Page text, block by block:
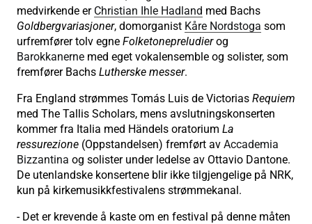
medvirkende er Christian Ihle Hadland med Bachs
Goldbergvariasjoner, domorganist Kåre Nordstoga som
urfremfører tolv egne Folketonepreludierog
Barokkanerne med eget vokalensemble og solister, som
fremfører Bachs Lutherske messer.
Fra England strømmes Tomás Luis de Victorias Requiem
med The Tallis Scholars, mens avslutningskonserten
kommer fra Italia med Händels oratorium La
ressurezione (Oppstandelsen) fremført av Accademia
Bizzantina og solister under ledelse av Ottavio Dantone.
De utenlandske konsertene blir ikke tilgjengelige på NRK,
kun på kirkemusikkfestivalens strømmekanal.
- Det er krevende å kaste om en festival på denne måten